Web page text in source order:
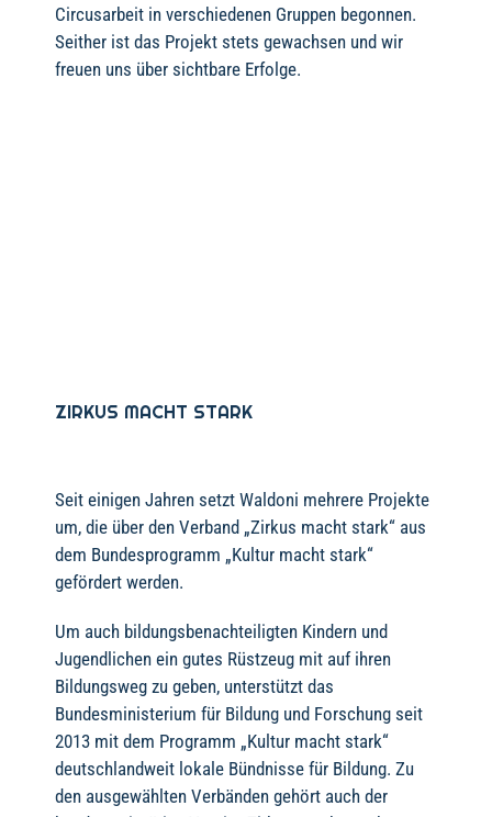
Circusarbeit in verschiedenen Gruppen begonnen.
Seither ist das Projekt stets gewachsen und wir
freuen uns über sichtbare Erfolge.
ZIRKUS MACHT STARK
Seit einigen Jahren setzt Waldoni mehrere Projekte
um, die über den Verband „Zirkus macht stark“ aus
dem Bundesprogramm „Kultur macht stark“
gefördert werden.
Um auch bildungsbenachteiligten Kindern und
Jugendlichen ein gutes Rüstzeug mit auf ihren
Bildungsweg zu geben, unterstützt das
Bundesministerium für Bildung und Forschung seit
2013 mit dem Programm „Kultur macht stark“
deutschlandweit lokale Bündnisse für Bildung. Zu
den ausgewählten Verbänden gehört auch der